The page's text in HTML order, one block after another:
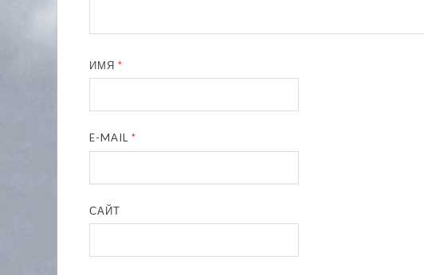
ИМЯ*
E-MAIL*
САЙТ